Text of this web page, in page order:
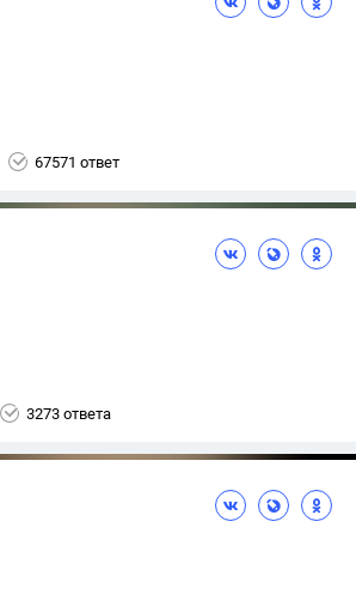
67571 ответ
3273 ответа